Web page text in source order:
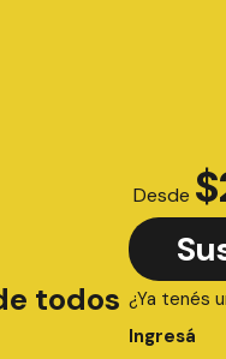
todos
Desde $
¿Ya tenés
Ingresá